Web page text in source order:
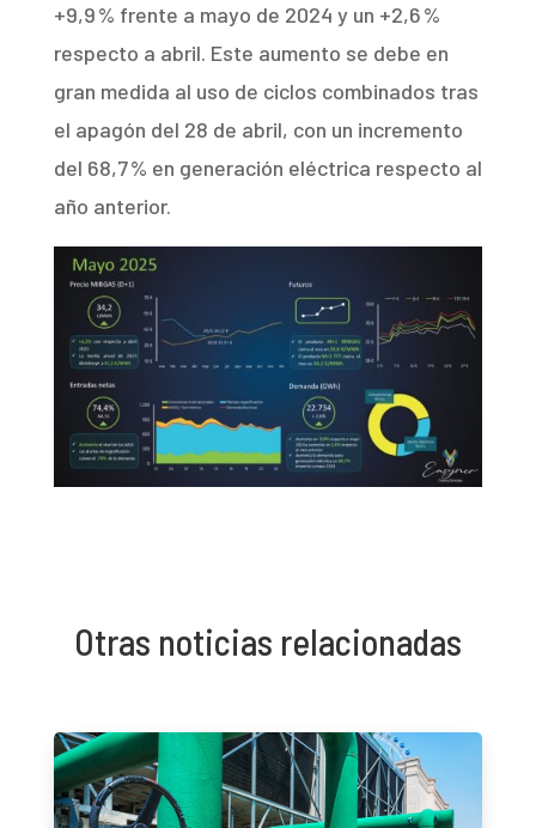
+9,9 % frente a mayo de 2024 y un +2,6 %
respecto a abril. Este aumento se debe en
gran medida al uso de ciclos combinados tras
el apagón del 28 de abril, con un incremento
del 68,7 % en generación eléctrica respecto al
año anterior.
Otras noticias relacionadas